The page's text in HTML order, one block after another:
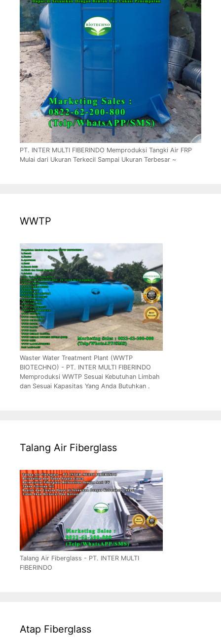
PT. INTER MULTI FIBERINDO Memproduksi Tangki Air FRP
Mulai dari Ukuran Terkecil Sampai Ukuran Terbesar ~
WWTP
Waster Water Treatment Plant (WWTP
BIOTECHNO) - PT. INTER MULTI FIBERINDO
Memproduksi WWTP Sesuai Kebutuhan Limbah
dan Sesuai Kapasitas Yang Anda Butuhkan .
Talang Air Fiberglass
Talang Air Fiberglass - PT. INTER MULTI
FIBERINDO
Atap Fiberglass